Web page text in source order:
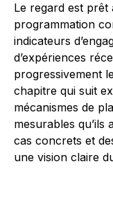
Le regard est
programmation
indicateurs
d’expériences
progressivement
chapitre qui suit
mécanismes de
mesurables qu’ils
cas concrets et
une vision claire